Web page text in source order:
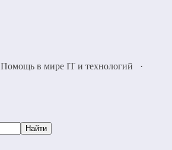
Помощь в мире IT и технологий ·